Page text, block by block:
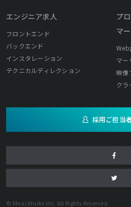
エンジニア求人
フロントエンド
バックエンド
インスタレーション
テクニカルディレクション
プ
マ
Web
マー
映像
クラ
採用ご担当
© Mirai Works Inc. All Rights Reserved.